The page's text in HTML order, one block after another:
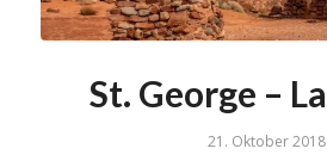
St. George –
21. Oktober 2018